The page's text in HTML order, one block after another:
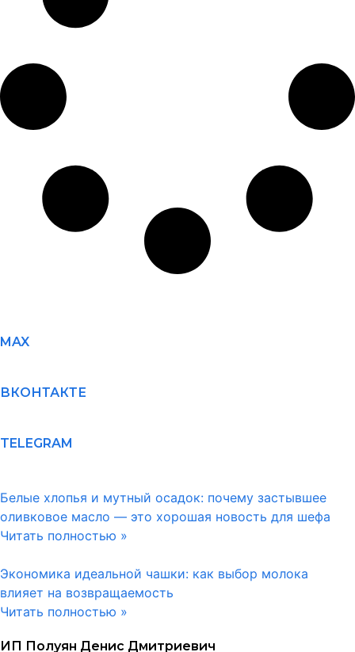
MAX
ВКОНТАКТЕ
TELEGRAM
Белые хлопья и мутный осадок: почему застывшее
оливковое масло — это хорошая новость для шефа
Читать полностью »
Экономика идеальной чашки: как выбор молока
влияет на возвращаемость
Читать полностью »
ИП Полуян Денис Дмитриевич